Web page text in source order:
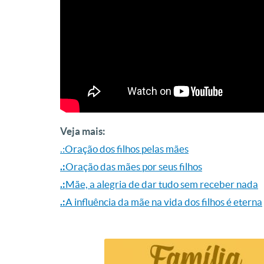
Veja mais:
.:Oração dos filhos pelas mães
.:Oração das mães por seus filhos
.:Mãe, a alegria de dar tudo sem receber nada
.:A influência da mãe na vida dos filhos é eterna